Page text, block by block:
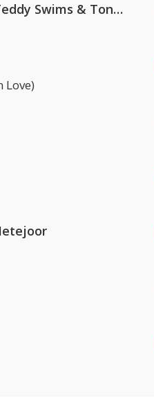
David Guetta, Teddy Swims & Tones And I
Love)